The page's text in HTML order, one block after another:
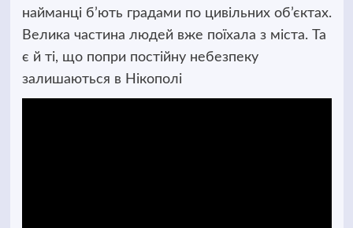
найманці б’ють градами по цивільних об’єктах.
Велика частина людей вже поїхала з міста. Та
є й ті, що попри постійну небезпеку
залишаються в Нікополі